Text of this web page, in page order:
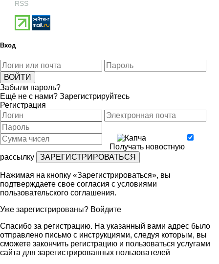
RSS
Вход
Забыли пароль?
Ещё не с нами? Зарегистрируйтесь
Регистрация
Получать новостную
рассылку
Нажимая на кнопку «Зарегистрироваться», вы
подтверждаете свое согласия с условиями
пользовательского соглашения.
Уже зарегистрированы? Войдите
Спасибо за регистрацию. На указанный вами адрес было
отправлено письмо с инструкциями, следуя которым, вы
сможете закончить регистрацию и пользоваться услугами
сайта для зарегистрированных пользователей